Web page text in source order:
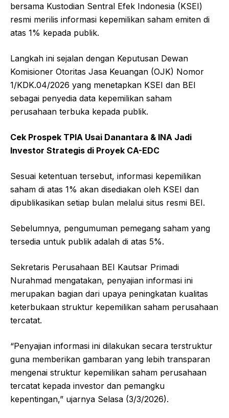
bersama Kustodian Sentral Efek Indonesia (KSEI)
resmi merilis informasi kepemilikan saham emiten di
atas 1% kepada publik.
Langkah ini sejalan dengan Keputusan Dewan
Komisioner Otoritas Jasa Keuangan (OJK) Nomor
1/KDK.04/2026 yang menetapkan KSEI dan BEI
sebagai penyedia data kepemilikan saham
perusahaan terbuka kepada publik.
Cek Prospek TPIA Usai Danantara & INA Jadi
Investor Strategis di Proyek CA-EDC
Sesuai ketentuan tersebut, informasi kepemilikan
saham di atas 1% akan disediakan oleh KSEI dan
dipublikasikan setiap bulan melalui situs resmi BEI.
Sebelumnya, pengumuman pemegang saham yang
tersedia untuk publik adalah di atas 5%.
Sekretaris Perusahaan BEI Kautsar Primadi
Nurahmad mengatakan, penyajian informasi ini
merupakan bagian dari upaya peningkatan kualitas
keterbukaan struktur kepemilikan saham perusahaan
tercatat.
“Penyajian informasi ini dilakukan secara terstruktur
guna memberikan gambaran yang lebih transparan
mengenai struktur kepemilikan saham perusahaan
tercatat kepada investor dan pemangku
kepentingan,” ujarnya Selasa (3/3/2026).